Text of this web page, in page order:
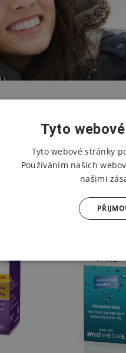
vzduch příliš suchý.
a podráždění očí.
Tyto
Tyto webové stránky
Používáním našich
našimi